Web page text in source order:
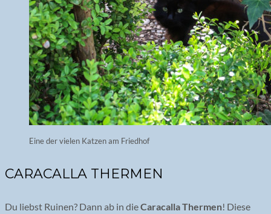
Eine der vielen Katzen am Friedhof
CARACALLA THERMEN
Du liebst Ruinen? Dann ab in dieCaracalla Thermen! Diese